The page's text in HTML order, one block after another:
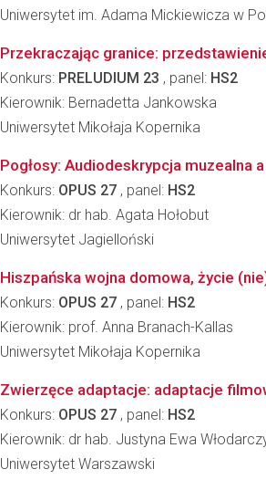
Uniwersytet im. Adama Mickiewicza w
Przekraczając granice:
Konkurs: PRELUDIUM 23 , panel: HS2
Kierownik: Bernadetta Jankowska
Uniwersytet Mikołaja Kopernika
Pogłosy: Audiodeskrypcja muzealna
Konkurs: OPUS 27 , panel: HS2
Kierownik: dr hab. Agata Hołobut
Uniwersytet Jagielloński
Hiszpańska wojna domowa, życie
Konkurs: OPUS 27 , panel: HS2
Kierownik: prof. Anna Branach-Kallas
Uniwersytet Mikołaja Kopernika
Zwierzęce adaptacje: adaptacje
Konkurs: OPUS 27 , panel: HS2
Kierownik: dr hab. Justyna Ewa
Uniwersytet Warszawski